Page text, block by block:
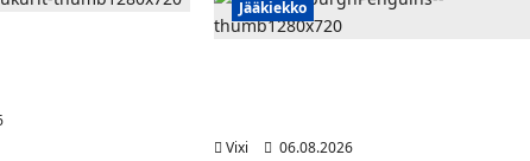
Jääkiekko
Vixi
06.08.2026